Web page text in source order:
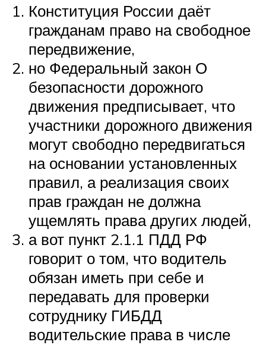
Конституция России даёт
гражданам право на свободное
передвижение,
но Федеральный закон О
безопасности дорожного
движения предписывает, что
участники дорожного движения
могут свободно передвигаться
на основании установленных
правил, а реализация своих
прав граждан не должна
ущемлять права других людей,
а вот пункт 2.1.1 ПДД РФ
говорит о том, что водитель
обязан иметь при себе и
передавать для проверки
сотруднику ГИБДД
водительские права в числе